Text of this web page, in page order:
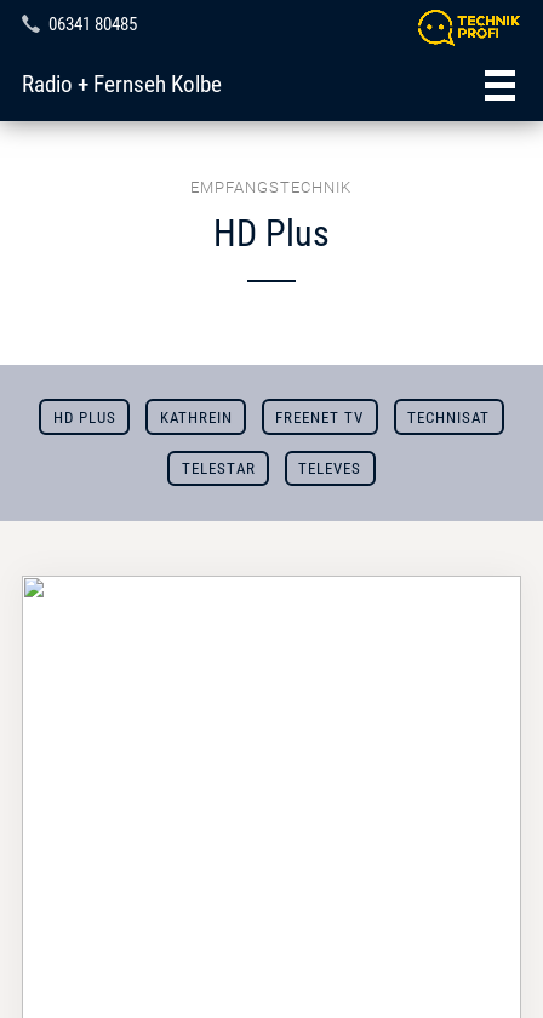
06341 80485
Radio + Fernseh Kolbe
EMPFANGSTECHNIK
HD Plus
HD PLUS KATHREIN FREENET TV TECHNISAT
TELESTAR TELEVES